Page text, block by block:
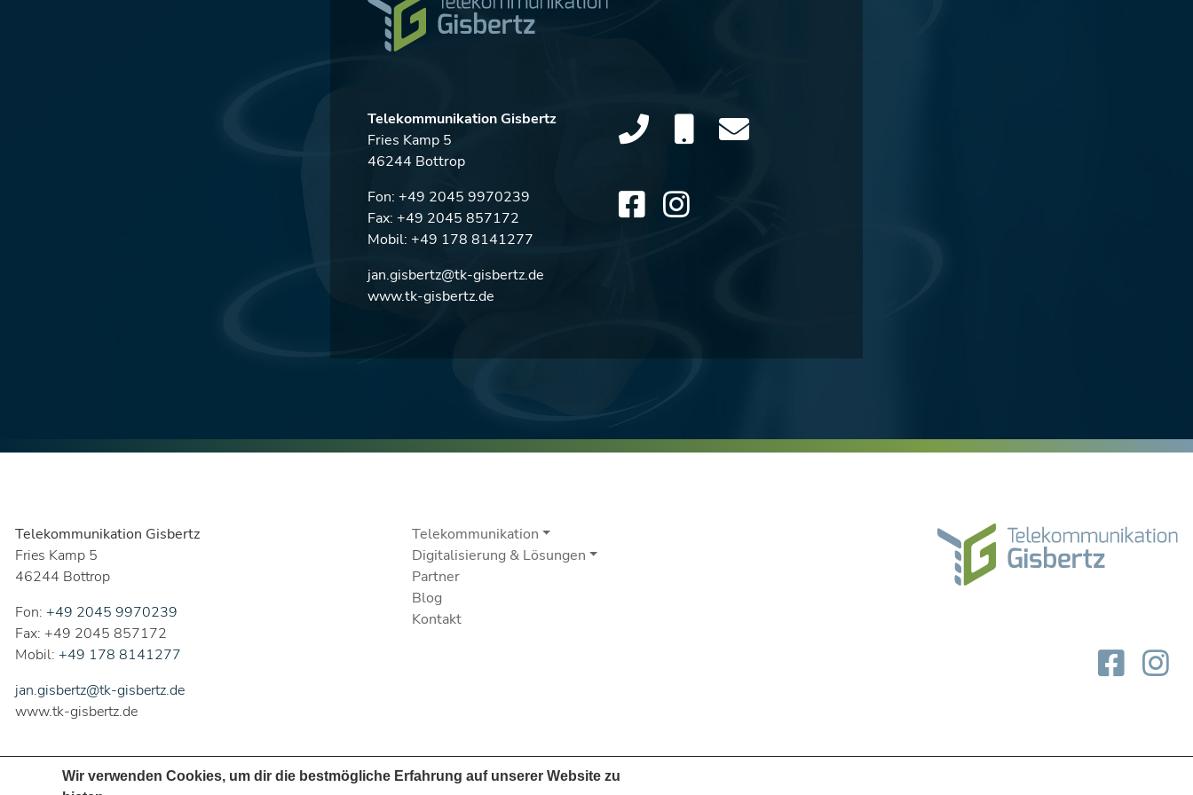
Telekommunikation Gisbertz
Fries Kamp 5
46244 Bottrop
Fon: +49 2045 9970239
Fax: +49 2045 857172
Mobil: +49 178 8141277
jan.gisbertz@tk-gisbertz.de
www.tk-gisbertz.de
Telekommunikation Gisbertz
Fries Kamp 5
46244 Bottrop
Fon: +49 2045 9970239
Fax: +49 2045 857172
Mobil: +49 178 8141277
jan.gisbertz@tk-gisbertz.de
www.tk-gisbertz.de
Telekommunikation
Digitalisierung & Lösungen
Partner
Blog
Kontakt
Wir verwenden Cookies, um dir die bestmögliche Erfahrung auf unserer Website zu